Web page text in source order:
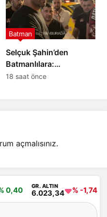
Selçuk Şahin’den
Batmanlılara:
Desteğinize ihtiyacımız
Batman
18 saat önce
açmalısınız.
0,40 GR. ALTIN
6.023,34 % -1,74